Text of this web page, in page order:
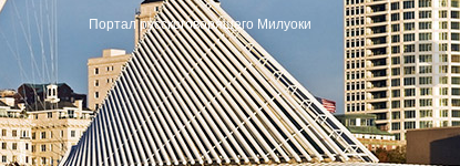
Портал русскоговорящего Милуоки
▶